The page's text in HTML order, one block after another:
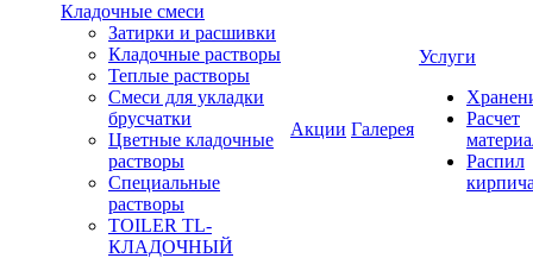
Кладочные смеси
Затирки и расшивки
Кладочные растворы
Теплые растворы
Смеси для укладки
брусчатки
Цветные кладочные
растворы
Специальные
растворы
TOILER TL-
КЛАДОЧНЫЙ
Акции Галерея
Услуги
Расчет
Распил